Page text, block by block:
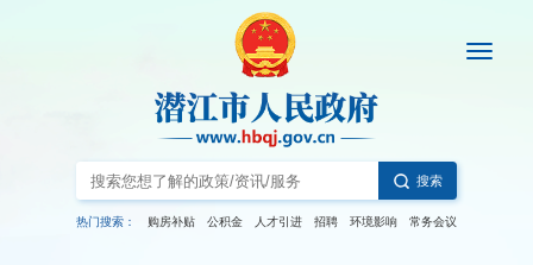
搜索
热门搜索： 购房补贴 公积金 人才引进 招聘 环境影响 常务会议